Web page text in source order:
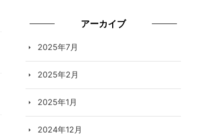
アーカイブ
2025年7月
2025年2月
2025年1月
2024年12月